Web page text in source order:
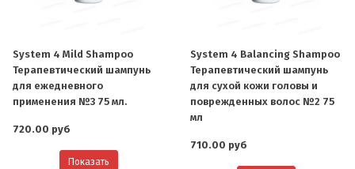
System 4 Mild Shampoo
Терапевтический шампунь
для ежедневного
применения №3 75 мл.
720.00 руб
Показать
System 4 Balancing Shampoo
Терапевтический шампунь
для сухой кожи головы и
поврежденных волос №2 75
мл
710.00 руб